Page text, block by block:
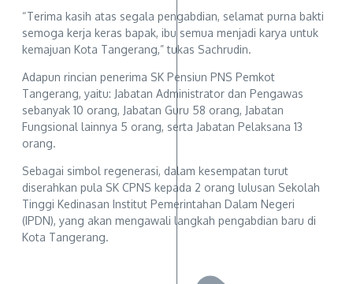
“Terima kasih atas segala pengabdian, selamat purna bakti
semoga kerja keras bapak, ibu semua menjadi karya untuk
kemajuan Kota Tangerang,” tukas Sachrudin.
Adapun rincian penerima SK Pensiun PNS Pemkot
Tangerang, yaitu: Jabatan Administrator dan Pengawas
sebanyak 10 orang, Jabatan Guru 58 orang, Jabatan
Fungsional lainnya 5 orang, serta Jabatan Pelaksana 13
orang.
Sebagai simbol regenerasi, dalam kesempatan turut
diserahkan pula SK CPNS kepada 2 orang lulusan Sekolah
Tinggi Kedinasan Institut Pemerintahan Dalam Negeri
(IPDN), yang akan mengawali langkah pengabdian baru di
Kota Tangerang.